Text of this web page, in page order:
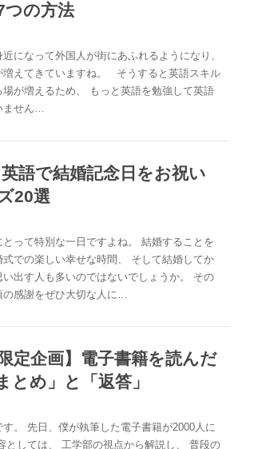
つの方法
になって外国人が街にあふれるようになり、
増えてきていますね。 そうすると英語スキル
が増えるため、 もっと英語を勉強して英語
ません…
語で結婚記念日をお祝い
20選
って特別な一日ですよね。 結婚することを
での楽しい幸せな時間、 そして結婚してか
い出す人も多いのではないでしょうか。 その
感謝をぜひ大切な人に…
定企画】電子書籍を読んだ
とめ」と「返答」
。 先日、僕が執筆した電子書籍が2000人に
としては、 工学部の視点から解説し、 普段の